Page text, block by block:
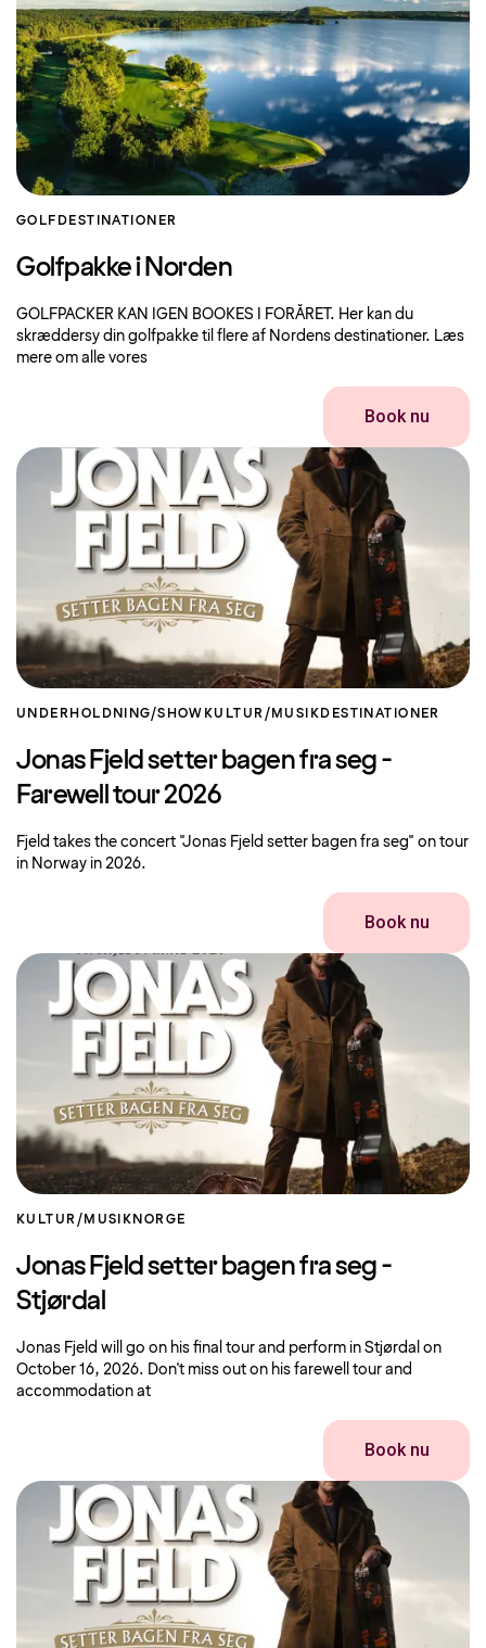
GOLF DESTINATIONER
Golfpakke i Norden
GOLFPACKER KAN IGEN BOOKES I FORÅRET. Her kan du
skræddersy din golfpakke til flere af Nordens destinationer. Læs
mere om alle vores
Book nu
UNDERHOLDNING/SHOW KULTUR/MUSIK DESTINATIONER
Jonas Fjeld setter bagen fra seg -
Farewell tour 2026
Fjeld takes the concert "Jonas Fjeld setter bagen fra seg" on tour
in Norway in 2026.
Book nu
KULTUR/MUSIK NORGE
Jonas Fjeld setter bagen fra seg -
Stjørdal
Jonas Fjeld will go on his final tour and perform in Stjørdal on
October 16, 2026. Don't miss out on his farewell tour and
accommodation at
Book nu